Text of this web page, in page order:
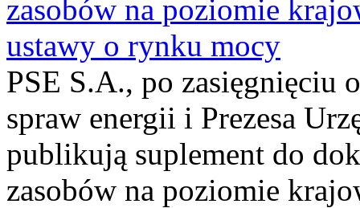
zasobów na poziomie
ustawy o rynku mocy
PSE S.A., po zasięgnięciu
spraw energii i Prezesa
publikują suplement do
zasobów na poziomie